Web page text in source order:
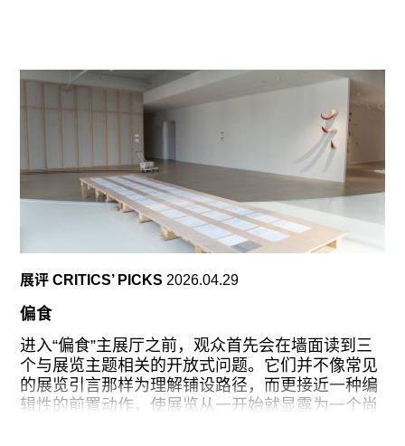
关注我们
分钟的步行，穿过安静得近乎空旷的街区，路上遇
到的行人有时比展厅里的观众还少。这片区域按工
业物流与汽车通行的逻辑建造，人行道像某种事后
的补偿。交通问题抢在任何一件作品之前，完成了
鲁尔区的自我介绍。
我的路线从埃森开始，再到杜伊斯堡、盖尔森基
兴，最后到波鸿。我对着地图意识到，这条观展路
线恰好沿着区域内几条最主要的电车线展开。策展
方称，场馆的选择考虑的是”群岛之间的连通性”，
展览地图、赶在闭馆前进门的艺术观众？这个问题
在三天里不时回来找我。
要理解这个问题，得先说说鲁尔区是怎样一片地
方。这里没有真正的中心城市，没有伦敦或巴黎那
样的单极结构，只有一片由上百个工人社区组成的
“城市群岛”（借用这次展览第一协调人、建筑师何
展评 CRITICS’ PICKS 2026.04.29
偏食
进入“偏食”主展厅之前，观众首先会在墙面读到三
个与展览主题相关的开放式问题。它们并不像常见
的展览引言那样为理解铺设路径，而更接近一种编
辑性的前置动作，使展览从一开始就显露为一个尚